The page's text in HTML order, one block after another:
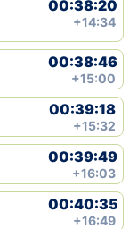
00:38:20
+14:34
00:38:46
+15:00
00:39:18
+15:32
00:39:49
+16:03
00:40:35
+16:49